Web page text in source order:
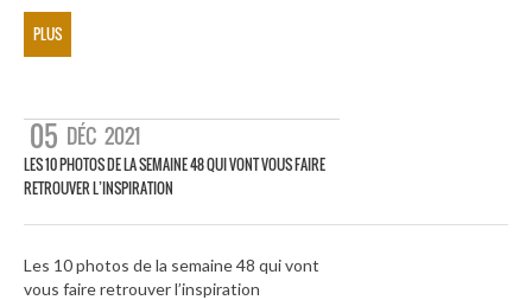
PLUS
05 DÉC 2021
LES 10 PHOTOS DE LA SEMAINE 48 QUI VONT VOUS FAIRE
RETROUVER L’INSPIRATION
Les 10 photos de la semaine 48 qui vont
vous faire retrouver l’inspiration